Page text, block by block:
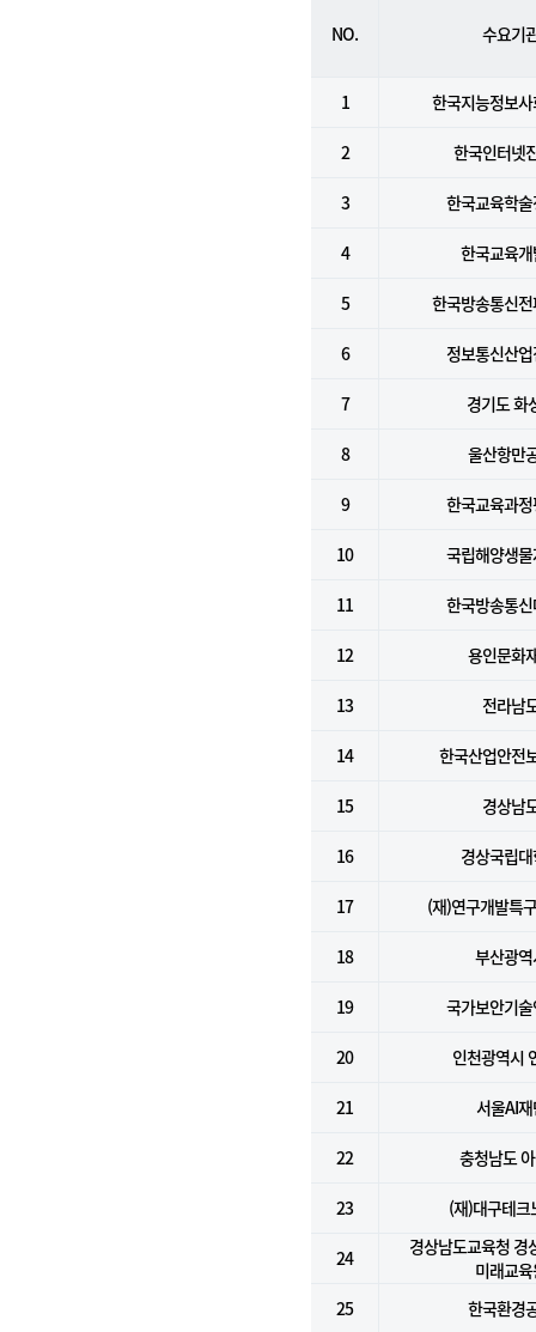
NO. 수요기
1 한국지능정보
2 한국인터넷
3 한국교육학
4 한국교육
5 한국방송통신
6 정보통신산
7 경기도 화
8 울산항만
9 한국교육과
10 국립해양생
11 한국방송통
12 용인문화
13 전라남
14 한국산업안전
15 경상남
16 경상국립
17 (재)연구개발특
18 부산광
19 국가보안기
20 인천광역시
21 서울AI재
22 충청남도
23 (재)대구테크
24
경상남도교육청 경
미래교
25
한국환경